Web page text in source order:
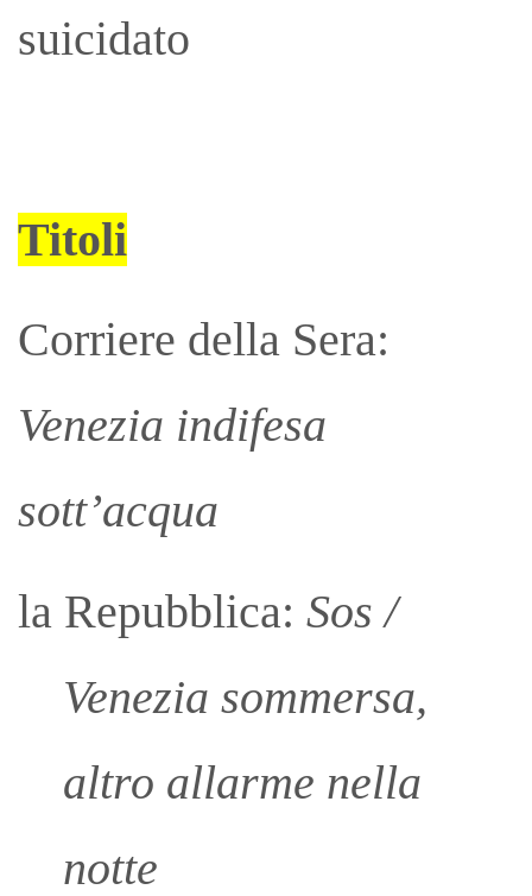
suicidato
Titoli
Corriere della Sera:
Venezia indifesa
sott’acqua
la Repubblica: Sos /
Venezia sommersa,
altro allarme nella
notte